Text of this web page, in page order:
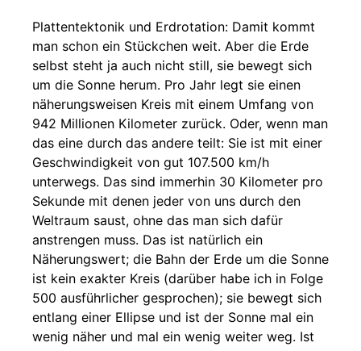
Plattentektonik und Erdrotation: Damit kommt
man schon ein Stückchen weit. Aber die Erde
selbst steht ja auch nicht still, sie bewegt sich
um die Sonne herum. Pro Jahr legt sie einen
näherungsweisen Kreis mit einem Umfang von
942 Millionen Kilometer zurück. Oder, wenn man
das eine durch das andere teilt: Sie ist mit einer
Geschwindigkeit von gut 107.500 km/h
unterwegs. Das sind immerhin 30 Kilometer pro
Sekunde mit denen jeder von uns durch den
Weltraum saust, ohne das man sich dafür
anstrengen muss. Das ist natürlich ein
Näherungswert; die Bahn der Erde um die Sonne
ist kein exakter Kreis (darüber habe ich in Folge
500 ausführlicher gesprochen); sie bewegt sich
entlang einer Ellipse und ist der Sonne mal ein
wenig näher und mal ein wenig weiter weg. Ist